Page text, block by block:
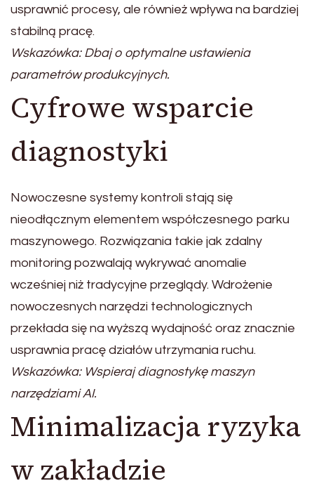
usprawnić procesy, ale również wpływa na bardziej
stabilną pracę.
Wskazówka: Dbaj o optymalne ustawienia
parametrów produkcyjnych.
Cyfrowe wsparcie
diagnostyki
Nowoczesne systemy kontroli stają się
nieodłącznym elementem współczesnego parku
maszynowego. Rozwiązania takie jak zdalny
monitoring pozwalają wykrywać anomalie
wcześniej niż tradycyjne przeglądy. Wdrożenie
nowoczesnych narzędzi technologicznych
przekłada się na wyższą wydajność oraz znacznie
usprawnia pracę działów utrzymania ruchu.
Wskazówka: Wspieraj diagnostykę maszyn
narzędziami AI.
Minimalizacja ryzyka
w zakładzie